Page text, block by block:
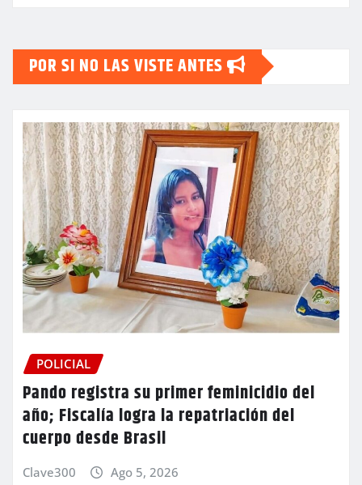
POR SI NO LAS VISTE ANTES
POLICIAL
Pando registra su primer feminicidio del
año; Fiscalía logra la repatriación del
cuerpo desde Brasil
Clave300 Ago 5, 2026